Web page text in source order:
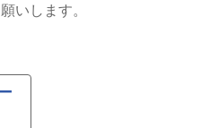
いします。